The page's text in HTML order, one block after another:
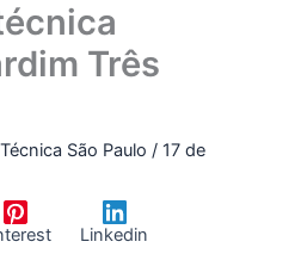
Três
São Paulo/17 de
Linkedin